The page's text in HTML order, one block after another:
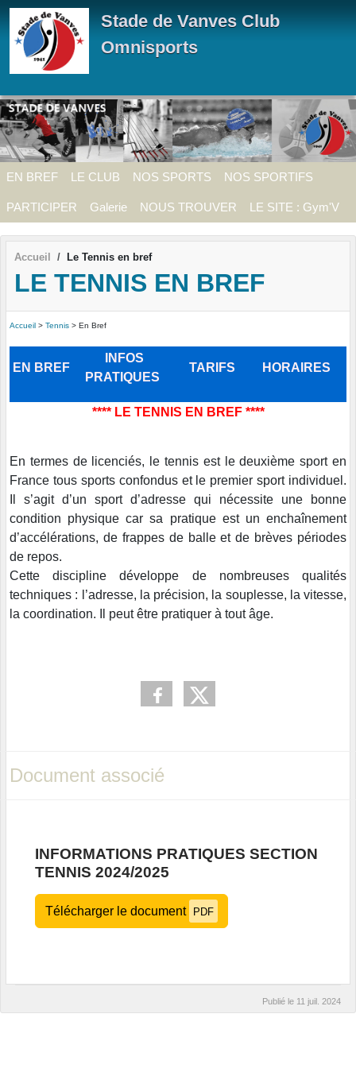
Stade de Vanves Club
Omnisports
EN BREF LE CLUB NOS SPORTS NOS SPORTIFS
PARTICIPER Galerie NOUS TROUVER LE SITE : Gym'V
Accueil Le Tennis en bref
LE TENNIS EN BREF
Accueil > Tennis > En Bref
EN BREF
INFOS
PRATIQUES
TARIFS HORAIRES
**** LE TENNIS EN BREF ****
En termes de licenciés, le tennis est le deuxième sport en
France tous sports confondus et le premier sport individuel.
Il s’agit d’un sport d’adresse qui nécessite une bonne
condition physique car sa pratique est un enchaînement
d’accélérations, de frappes de balle et de brèves périodes
de repos.
Cette discipline développe de nombreuses qualités
techniques : l’adresse, la précision, la souplesse, la vitesse,
la coordination. Il peut être pratiquer à tout âge.
Document associé
INFORMATIONS PRATIQUES SECTION
TENNIS 2024/2025
Télécharger le document PDF
Publié le 11 juil. 2024
Panneau de gestion des cookies